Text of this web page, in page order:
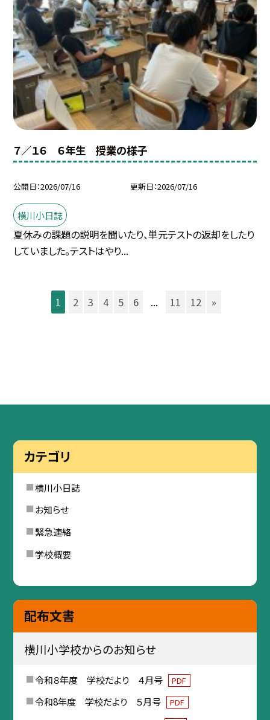
７／１６ ６年生 授業の様子
公開日 2026/07/16 更新日 2026/07/16
横川小日誌
夏休みの課題の説明を聞いたり、単元テストの返却をしたり
していました。テストはやり...
1 2 3 4 5 6 ... 11 12 »
カテゴリ
横川小日誌
お知らせ
緊急連絡
学校概要
配布文書
横川小学校からのお知らせ
令和８年度 学校だより ４月号 PDF
令和8年度 学校だより ５月号 PDF